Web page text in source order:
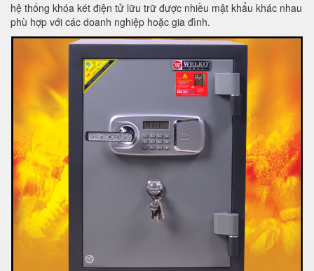
hệ thống khóa két điện tử lữu trữ được nhiều mật khẩu khác nhau
phù hợp với các doanh nghiệp hoặc gia đình.